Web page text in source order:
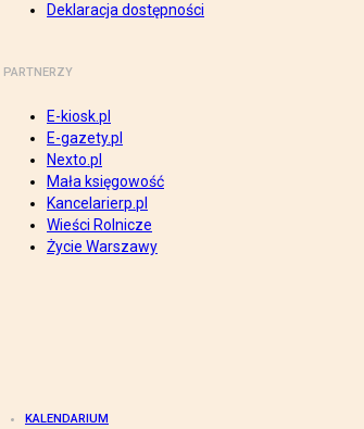
Deklaracja dostępności
PARTNERZY
E-kiosk.pl
E-gazety.pl
Nexto.pl
Mała księgowość
Kancelarierp.pl
Wieści Rolnicze
Życie Warszawy
KALENDARIUM